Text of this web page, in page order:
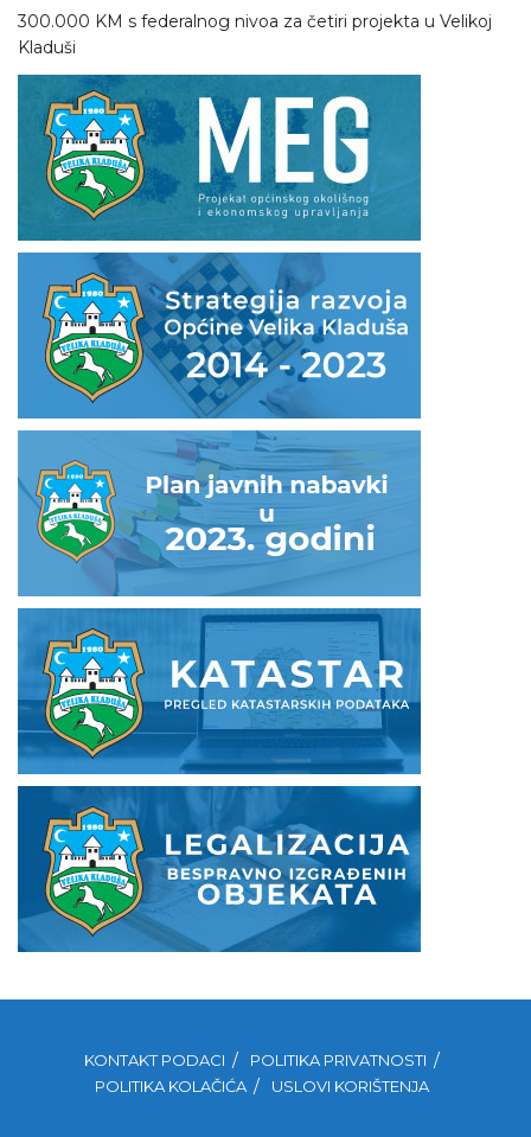
300.000 KM s federalnog nivoa za četiri projekta u Velikoj
Kladuši
KONTAKT PODACI
POLITIKA PRIVATNOSTI
POLITIKA KOLAČIĆA
USLOVI KORIŠTENJA